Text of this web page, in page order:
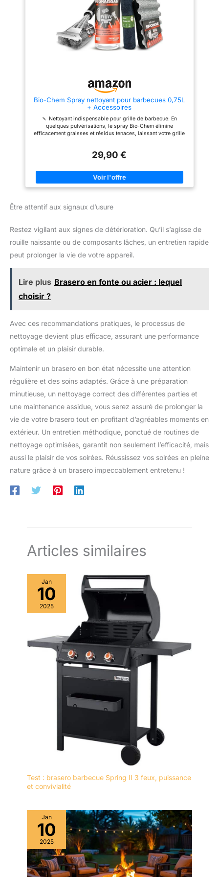
Bio-Chem Spray nettoyant pour barbecues 0,75L
+ Accessoires
🍡 Nettoyant indispensable pour grille de barbecue: En
quelques pulvérisations, le spray Bio-Chem élimine
efficacement graisses et résidus tenaces, laissant votre grille
entretien. ☀️ Formule spéciale pour un nettoyage en profondeur:
saletés, assurant un équipement impeccable. Utilisez-le avec
la brosse incluse pour une performance optimale. Profitez de
l'été sans vous soucier des résidus de cuisson sur votre
nettoyant est parfait. Il convient également pour les cheminées,
régulière. 🧼 Protection contre les accumulations de graisses :
comme une barrière protectrice, facilitant le nettoyage et
prolongeant la durée de vie de votre équipement. Préservez
l'environnement et vos matériaux sans danger pour les
nécessaire, il vous libère du temps pour profiter de votre grill.
Détendez-vous pendant que Bio-Chem s'occupe du nettoyage
29,90 €
Être attentif aux signaux d’usure
Restez vigilant aux signes de détérioration. Qu’il s’agisse de
rouille naissante ou de composants lâches, un entretien rapide
peut prolonger la vie de votre appareil.
Lire plus Brasero en fonte ou acier : lequel
choisir ?
Avec ces recommandations pratiques, le processus de
nettoyage devient plus efficace, assurant une performance
optimale et un plaisir durable.
Maintenir un brasero en bon état nécessite une attention
régulière et des soins adaptés. Grâce à une préparation
minutieuse, un nettoyage correct des différentes parties et
une maintenance assidue, vous serez assuré de prolonger la
vie de votre brasero tout en profitant d’agréables moments en
extérieur. Un entretien méthodique, ponctué de routines de
nettoyage optimisées, garantit non seulement l’efficacité, mais
aussi le plaisir de vos soirées. Réussissez vos soirées en pleine
nature grâce à un brasero impeccablement entretenu !
Articles similaires
Jan
10
2025
Test : brasero barbecue Spring II 3 feux, puissance
et convivialité
Jan
10
2025